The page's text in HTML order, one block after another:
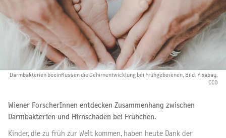
Darmbakterien beeinflussen die Gehirnentwicklung bei Frühgeborenen, Bild: Pixabay,
CCO
Wiener ForscherInnen entdecken Zusammenhang zwischen
Darmbakterien und Hirnschäden bei Frühchen.
Kinder, die zu früh zur Welt kommen, haben heute Dank der